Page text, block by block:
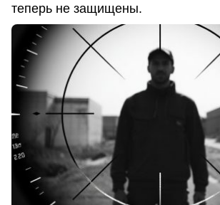
теперь не защищены.